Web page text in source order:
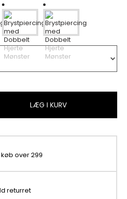
LÆG I KURV
over 299
returret